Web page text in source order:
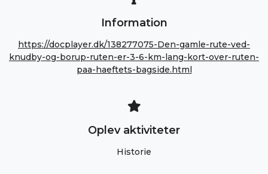
Information
https://docplayer.dk/138277075-Den-gamle-rute-ved-
knudby-og-borup-ruten-er-3-6-km-lang-kort-over-ruten-
paa-haeftets-bagside.html
Oplev aktiviteter
Historie